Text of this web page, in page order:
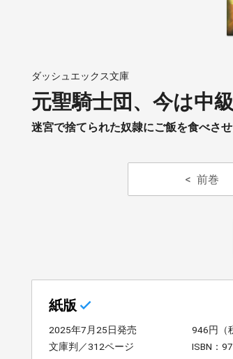
ダッシュエックス文庫
元聖騎士団、今は中
迷宮で捨てられた奴隷にご飯を食べさ
前巻
紙版
2025年7月25日発売
946円（
文庫判／312ページ
ISBN：